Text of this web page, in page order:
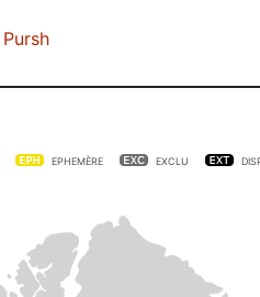
Pursh
EPHEMÈRE EXCLU